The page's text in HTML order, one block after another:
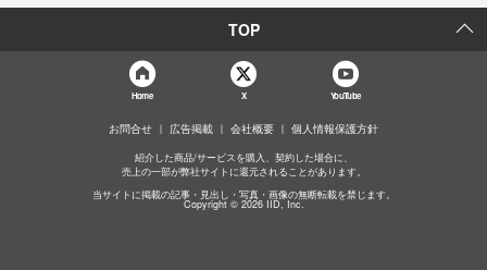
TOP
Home X YouTube
お問合せ 広告掲載 会社概要 個人情報保護方針
紹介した商品/サービスを購入、契約した場合に、
売上の一部が弊社サイトに還元されることがあります。
当サイトに掲載の記事・見出し・写真・画像の無断転載を禁じます。
Copyright © 2026 IID, Inc.